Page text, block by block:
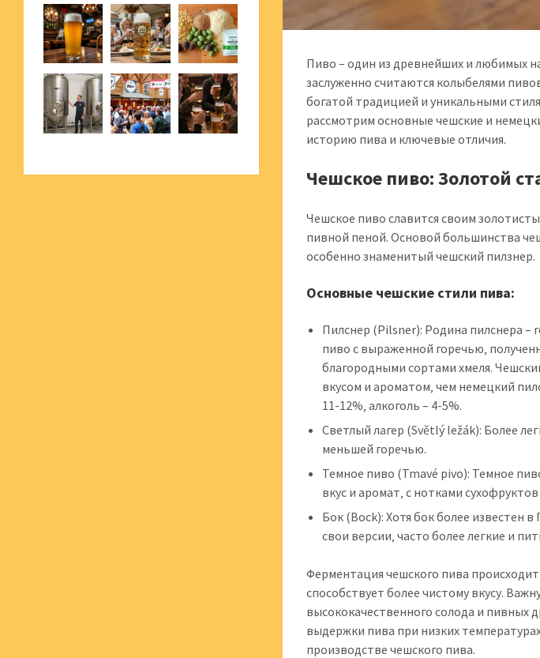
Пиво – один из древнейших и любимых
заслуженно считаются колыбелями
богатой традицией и уникальными
рассмотрим основные чешские и
историю пива и ключевые отличия.
Чешское пиво: Золотой
Чешское пиво славится своим
пивной пеной. Основой большинства
особенно знаменитый чешский пилзнер.
Основные чешские стили пива:
Пилснер (Pilsner): Родина пилснера –
пиво с выраженной горечью‚
благородными сортами хмеля.
вкусом и ароматом‚ чем немецкий
11-12%‚ алкоголь – 4-5%.
Светлый лагер (Světlý ležák): Более
меньшей горечью.
Темное пиво (Tmavé pivo): Темное
вкус и аромат‚ с нотками
Бок (Bock): Хотя бок более известен
свои версии‚ часто более легкие и
Ферментация чешского пива
способствует более чистому вкусу.
высококачественного солода и пивных
выдержки пива при низких
производстве чешского пива.